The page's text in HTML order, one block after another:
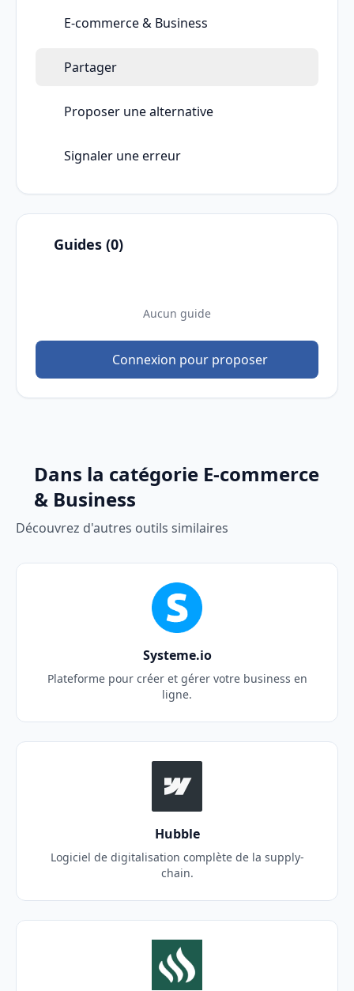
E-commerce & Business
Partager
Proposer une alternative
Signaler une erreur
Guides (0)
Aucun guide
Connexion pour proposer
Dans la catégorie E-commerce
& Business
Découvrez d'autres outils similaires
Systeme.io
Plateforme pour créer et gérer votre business en
ligne.
Hubble
Logiciel de digitalisation complète de la supply-
chain.